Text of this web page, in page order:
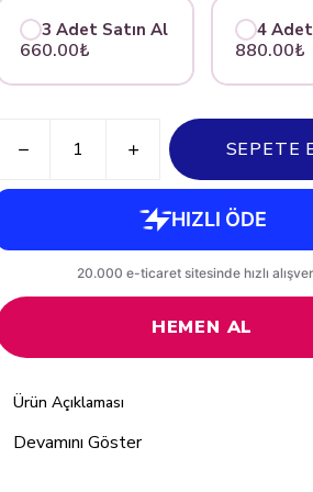
3 Adet Satın Al
660.00₺
4
880.00₺
SEPETE
HEMEN AL
Ürün Açıklaması
Devamını Göster